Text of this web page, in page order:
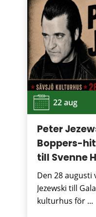
22 aug
Peter
Boppers-
till Svenne
Den 28 augusti
Jezewski till
kulturhus för ...